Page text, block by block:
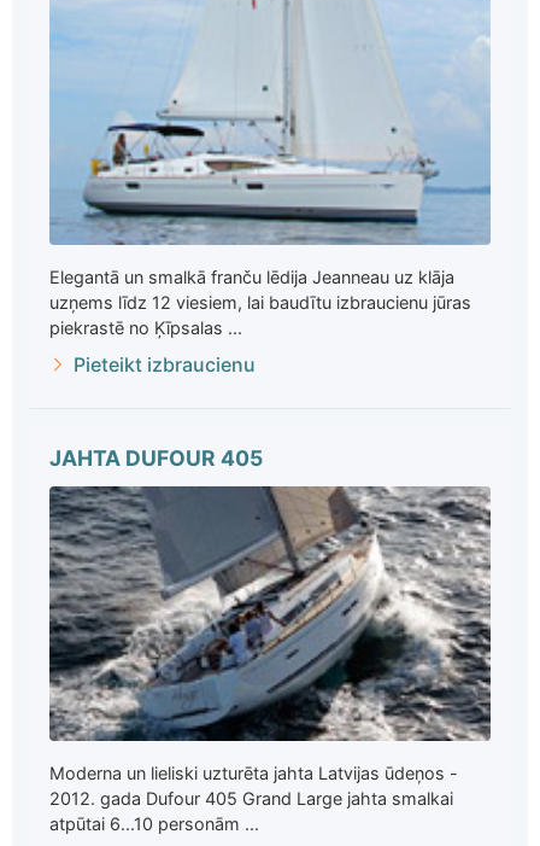
Elegantā un smalkā franču lēdija Jeanneau uz klāja
uzņems līdz 12 viesiem, lai baudītu izbraucienu jūras
piekrastē no Ķīpsalas ...
Pieteikt izbraucienu
JAHTA DUFOUR 405
Moderna un lieliski uzturēta jahta Latvijas ūdeņos -
2012. gada Dufour 405 Grand Large jahta smalkai
atpūtai 6...10 personām ...